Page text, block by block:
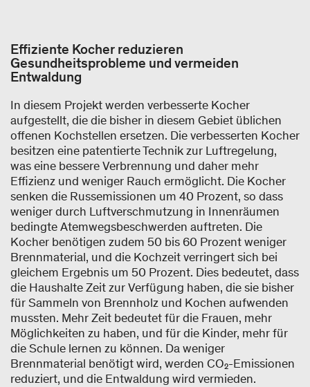
Effiziente Kocher reduzieren
Gesundheitsprobleme und vermeiden
Entwaldung
In diesem Projekt werden verbesserte Kocher
aufgestellt, die die bisher in diesem Gebiet üblichen
offenen Kochstellen ersetzen. Die verbesserten Kocher
besitzen eine patentierte Technik zur Luftregelung,
was eine bessere Verbrennung und daher mehr
Effizienz und weniger Rauch ermöglicht. Die Kocher
senken die Russemissionen um 40 Prozent, so dass
weniger durch Luftverschmutzung in Innenräumen
bedingte Atemwegsbeschwerden auftreten. Die
Kocher benötigen zudem 50 bis 60 Prozent weniger
Brennmaterial, und die Kochzeit verringert sich bei
gleichem Ergebnis um 50 Prozent. Dies bedeutet, dass
die Haushalte Zeit zur Verfügung haben, die sie bisher
für Sammeln von Brennholz und Kochen aufwenden
mussten. Mehr Zeit bedeutet für die Frauen, mehr
Möglichkeiten zu haben, und für die Kinder, mehr für
die Schule lernen zu können. Da weniger
Brennmaterial benötigt wird, werden CO₂-Emissionen
reduziert, und die Entwaldung wird vermieden.